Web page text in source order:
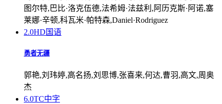
图尔特,巴比·洛克伍德,法希姆·法兹利,阿历克斯·阿诺,塞
莱娜·辛顿,科瓦米·帕特森,Daniel·Rodriguez
2.0HD国语
勇者无疆
郭艳,刘玮婷,高名扬,刘思博,张喜来,何达,曹羽,高文,周奥
杰
6.0TC中字